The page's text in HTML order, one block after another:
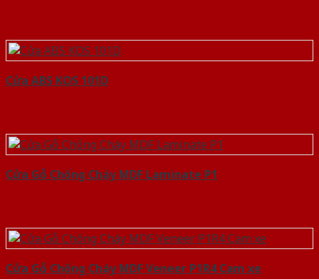
Cửa ABS KOS 101D
Cửa Gỗ Chống Cháy MDF Laminate P1
Cửa Gỗ Chống Cháy MDF Veneer P1R4 Cam xe